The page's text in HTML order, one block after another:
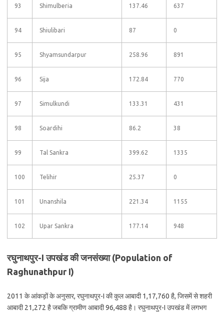
93 Shimulberia 137.46 637
94 Shiulibari 87 0
95 Shyamsundarpur 258.96 891
96 Sija 172.84 770
97 Simulkundi 133.31 431
98 Soardihi 86.2 38
99 Tal Sankra 399.62 1335
100 Telihir 25.37 0
101 Unanshila 221.34 1155
102 Upar Sankra 177.14 948
रघुनाथपुर-I उपखंड की जनसंख्या (Population of
Raghunathpur I)
2011 के आंकड़ों के अनुसार, रघुनाथपुर-I की कुल आबादी 1,17,760 है, जिसमें से शहरी
आबादी 21,272 है जबकि ग्रामीण आबादी 96,488 है। रघुनाथपुर-I उपखंड में लगभग